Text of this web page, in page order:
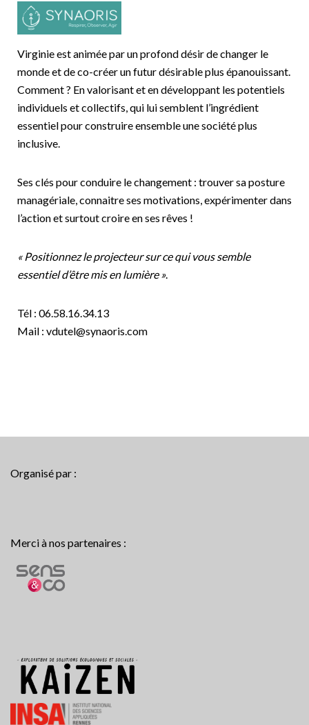
Virginie est animée par un profond désir de changer le
monde et de co-créer un futur désirable plus épanouissant.
Comment ? En valorisant et en développant les potentiels
individuels et collectifs, qui lui semblent l’ingrédient
essentiel pour construire ensemble une société plus
inclusive.
Ses clés pour conduire le changement : trouver sa posture
managériale, connaitre ses motivations, expérimenter dans
l’action et surtout croire en ses rêves !
« Positionnez le projecteur sur ce qui vous semble
essentiel d’être mis en lumière ».
Tél : 06.58.16.34.13
Mail : vdutel@synaoris.com
Organisé par :
Merci à nos partenaires :